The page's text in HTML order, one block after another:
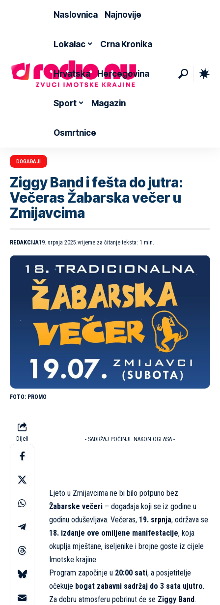
Naslovnica Najnovije
Lokalac Crna Kronika
Hrvatska Hercegovina
Sport Magazin
Osmrtnice
DOGAĐAJI
Ziggy Band i fešta do jutra:
Večeras Žabarska večer u
Zmijavcima
REDAKCIJA19. srpnja 2025.vrijeme za čitanje teksta: 1 min.
PROMO
Dijeli - SADRŽAJ POČINJE NAKON OGLASA -
Ljeto u Zmijavcima ne bi bilo potpuno bez
Žabarske večeri – događaja koji se iz godine u
godinu oduševljava. Večeras, 19. srpnja, održava se
18. izdanje ove omiljene manifestacije, koja
okuplja mještane, iseljenike i brojne goste iz cijele
Imotske krajine.
Program započinje u 20:00 sati, a posjetitelje
očekuje bogat zabavni sadržaj do 3 sata ujutro.
Za dobru atmosferu pobrinut će se Ziggy Band.